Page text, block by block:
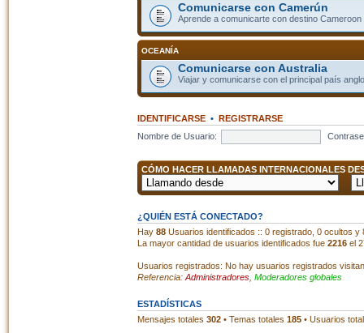
Comunicarse con Camerún
Aprende a comunicarte con destino Cameroon
OCEANÍA
Comunicarse con Australia
Viajar y comunicarse con el principal país
IDENTIFICARSE• REGISTRARSE
Nombre de Usuario:
CÓMO HACER LLAMADAS INTERNACIONALES
¿QUIÉN ESTÁ CONECTADO?
Hay 88Usuarios identificados :: 0 registrado, 0 ocultos
La mayor cantidad de usuarios identificados fue 2216el
Usuarios registrados: No hay usuarios registrados
Referencia: Administradores, Moderadores globales
ESTADÍSTICAS
Mensajes totales 302• Temas totales 185• Usuarios